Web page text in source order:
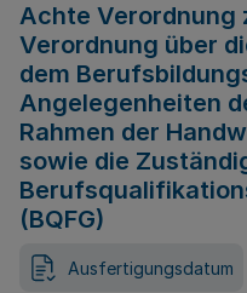
Achte Verordnung
Verordnung über
dem
Angelegenheiten
Rahmen der
sowie die
(BQFG)
Ausfertigungsdatum